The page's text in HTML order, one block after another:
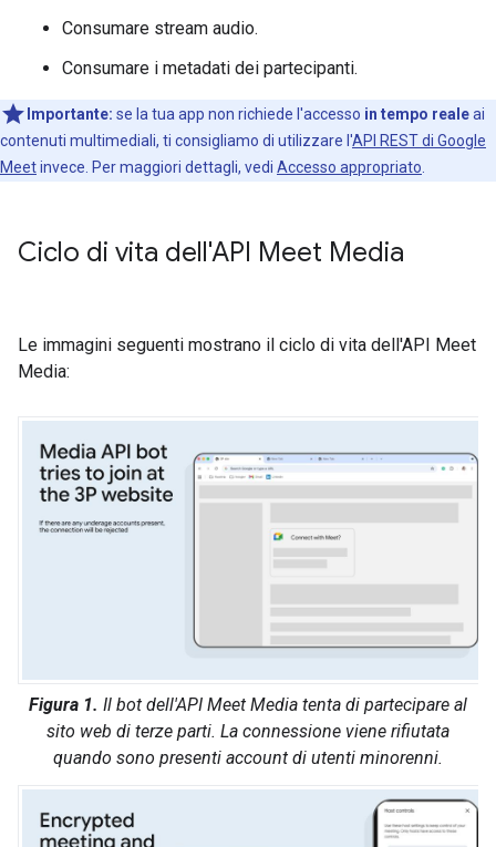
Consumare stream audio.
Consumare i metadati dei partecipanti.
Importante: se la tua app non richiede l'accesso in tempo realeai
contenuti multimediali, ti consigliamo di utilizzare l'API REST di Google
Meetinvece. Per maggiori dettagli, vedi Accesso appropriato
Ciclo di vita dell'API Meet Media
Le immagini seguenti mostrano il ciclo di vita dell'API Meet
Media:
Figura 1. Il bot dell'API Meet Media tenta di partecipare al
sito web di terze parti. La connessione viene rifiutata
quando sono presenti account di utenti minorenni.